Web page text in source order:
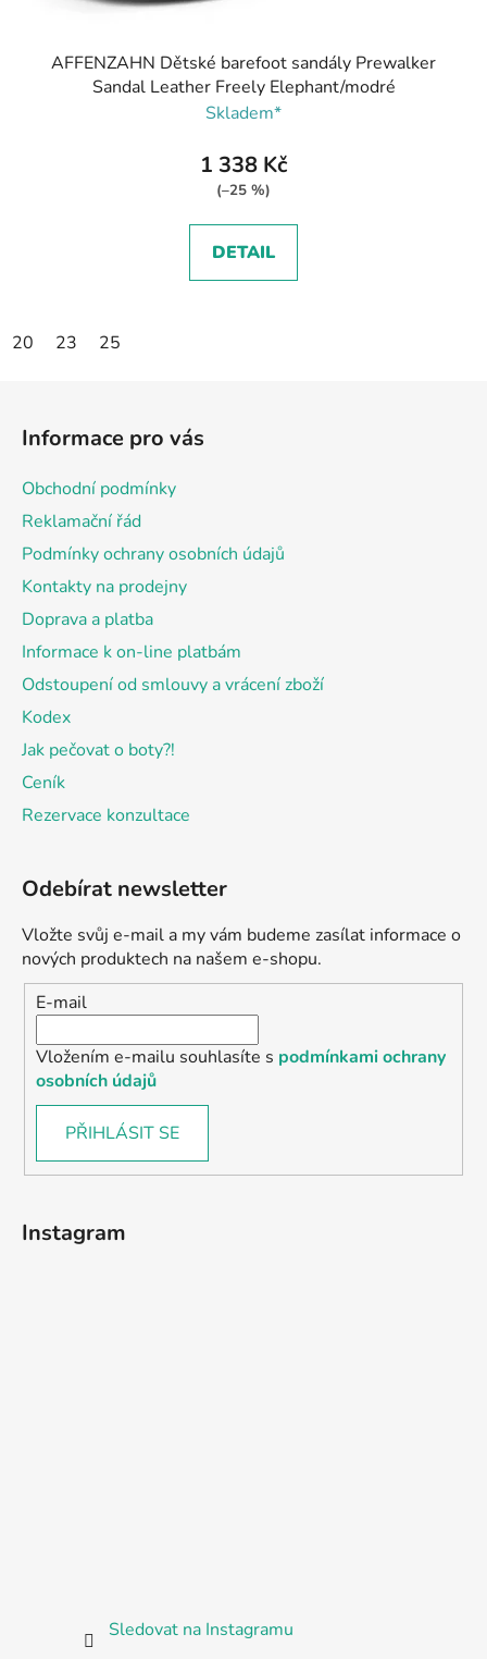
AFFENZAHN Dětské barefoot sandály Prewalker
Sandal Leather Freely Elephant/modré
Skladem*
1 338 Kč
(–25 %)
DETAIL
20 23 25
Informace pro vás
Obchodní podmínky
Reklamační řád
Podmínky ochrany osobních údajů
Kontakty na prodejny
Doprava a platba
Informace k on-line platbám
Odstoupení od smlouvy a vrácení zboží
Kodex
Jak pečovat o boty?!
Ceník
Rezervace konzultace
Odebírat newsletter
Vložte svůj e-mail a my vám budeme zasílat informace o
nových produktech na našem e-shopu.
E-mail
Vložením e-mailu souhlasíte s podmínkami ochrany
osobních údajů
PŘIHLÁSIT SE
Instagram
Sledovat na Instagramu